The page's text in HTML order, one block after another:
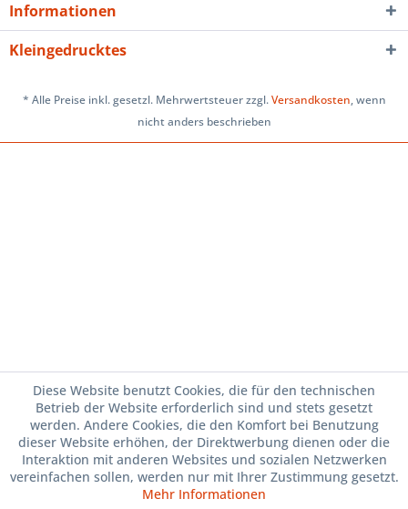
Informationen
Kleingedrucktes
* Alle Preise inkl. gesetzl. Mehrwertsteuer zzgl.Versandkosten, wenn
nicht anders beschrieben
Diese Website benutzt Cookies, die für den technischen
Betrieb der Website erforderlich sind und stets gesetzt
werden. Andere Cookies, die den Komfort bei Benutzung
dieser Website erhöhen, der Direktwerbung dienen oder die
Interaktion mit anderen Websites und sozialen Netzwerken
vereinfachen sollen, werden nur mit Ihrer Zustimmung gesetzt.
Mehr Informationen